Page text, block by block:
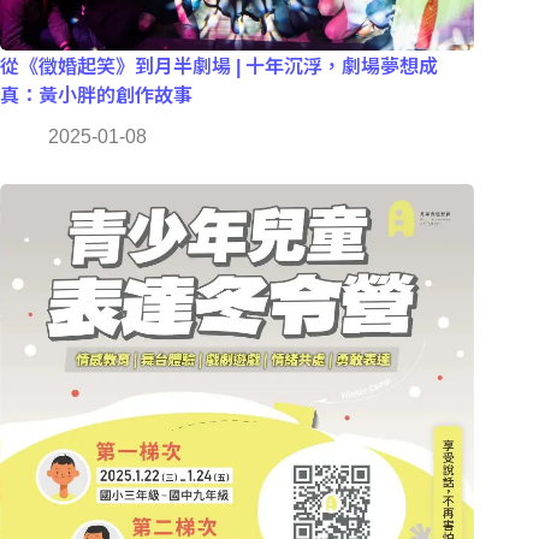
從《徵婚起笑》到月半劇場 | 十年沉浮，劇場夢想成
真：黃小胖的創作故事
2025-01-08